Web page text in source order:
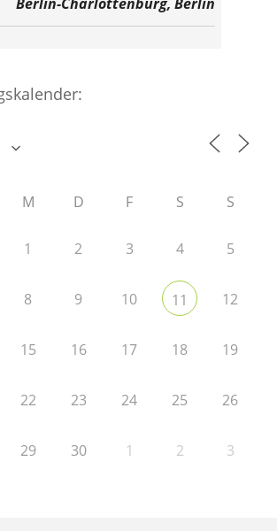
M D F S S
1 2 3 4 5
8 9 10 11 12
15 16 17 18 19
22 23 24 25 26
29 30 1 2 3